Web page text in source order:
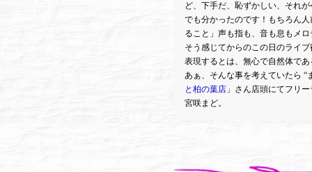
ど、下手だ、恥ずかしい、それ
でも分かったのです！もちろん
ること」声も指も、音も息もメ
そう感じてからのこの日のライ
表現するとは、無心で自然体で
あぁ、そんな事を考えていたら
と柏の葉店 」さん店頭にてフリ
宮咲まど。